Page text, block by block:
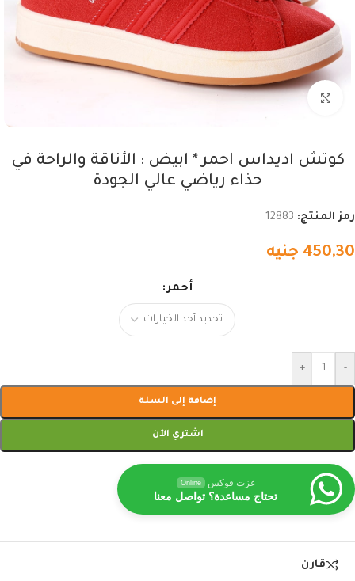
اضغط للتكبير
كوتش اديداس احمر * ابيض : الأناقة والراحة في
حذاء رياضي عالي الجودة
رمز المنتج: 12883
450,30 جنيه
أحمر
-
+
إضافة إلى السلة
اشتري الآن
عزت فوكس Online
تحتاج مساعدة؟ تواصل معنا
قارن